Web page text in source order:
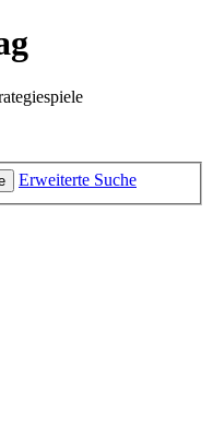
Erweiterte Suche